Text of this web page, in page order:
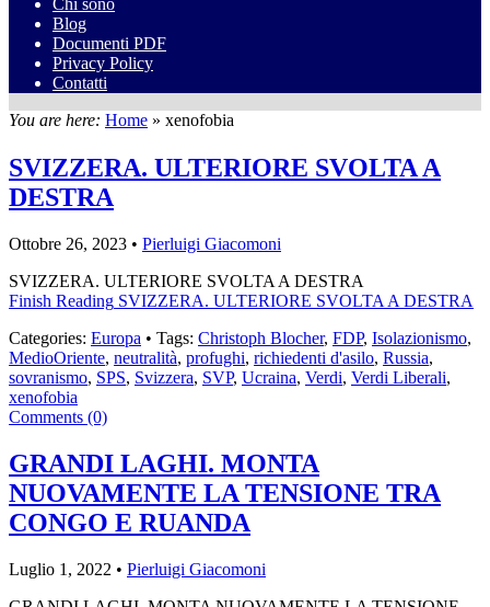
Chi sono
Blog
Documenti PDF
Privacy Policy
Contatti
You are here: Home » xenofobia
SVIZZERA. ULTERIORE SVOLTA A
DESTRA
Ottobre 26, 2023 • Pierluigi Giacomoni
SVIZZERA. ULTERIORE SVOLTA A DESTRA
Finish Reading SVIZZERA. ULTERIORE SVOLTA A DESTRA
Categories: Europa • Tags: Christoph Blocher, FDP, Isolazionismo,
MedioOriente, neutralità, profughi, richiedenti d'asilo, Russia,
sovranismo, SPS, Svizzera, SVP, Ucraina, Verdi, Verdi Liberali,
xenofobia
Comments (0)
GRANDI LAGHI. MONTA
NUOVAMENTE LA TENSIONE TRA
CONGO E RUANDA
Luglio 1, 2022 • Pierluigi Giacomoni